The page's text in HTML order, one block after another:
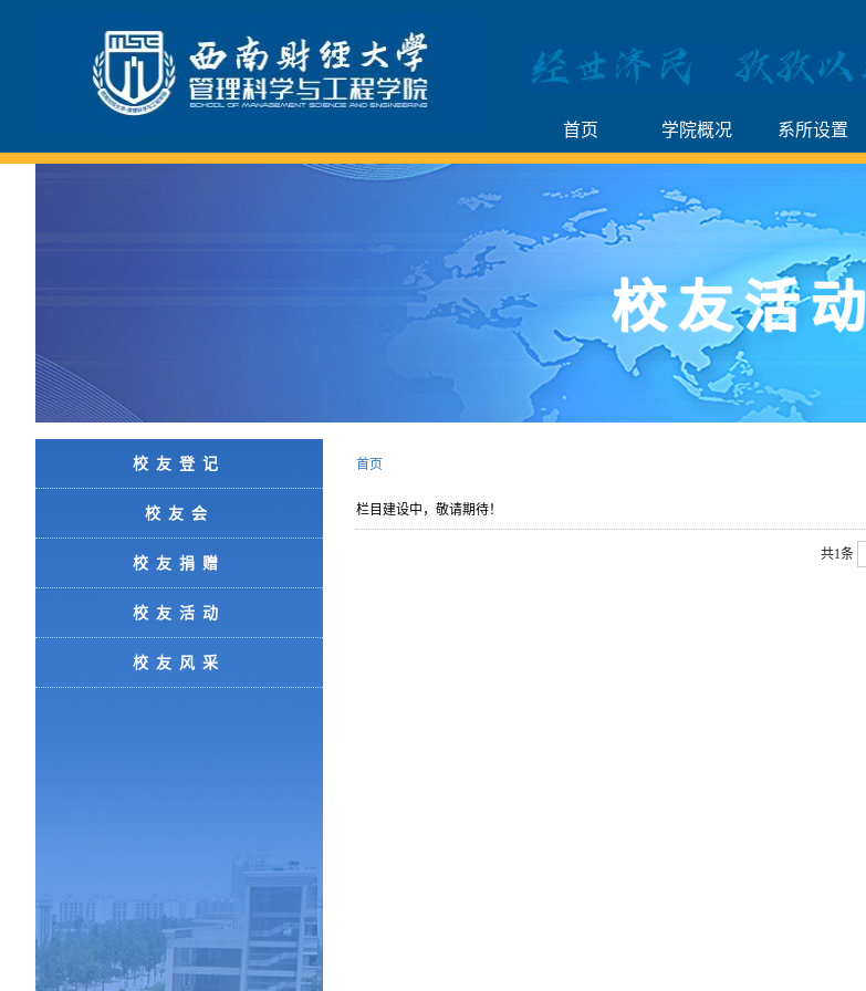
首页 学院概况 系所设置
校友活动
校友登记
校友会
校友捐赠
校友活动
校友风采
首页
栏目建设中，敬请期待！
共1条